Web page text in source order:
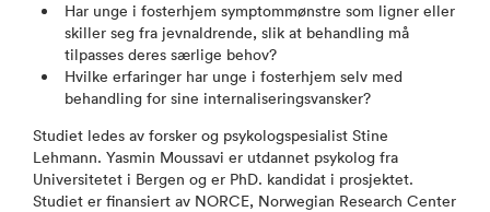
Har unge i fosterhjem symptommønstre som ligner eller
skiller seg fra jevnaldrende, slik at behandling må
tilpasses deres særlige behov?
Hvilke erfaringer har unge i fosterhjem selv med
behandling for sine internaliseringsvansker?
Studiet ledes av forsker og psykologspesialist Stine
Lehmann. Yasmin Moussavi er utdannet psykolog fra
Universitetet i Bergen og er PhD. kandidat i prosjektet.
Studiet er finansiert av NORCE, Norwegian Research Center